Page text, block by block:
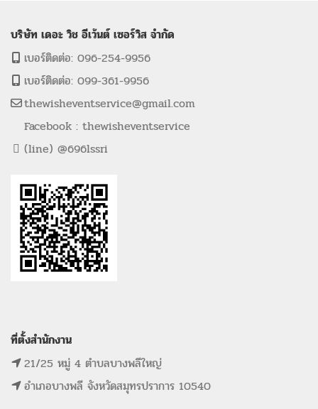
บริษัท เดอะ วิช อีเว้นต์ เซอร์วิส จำกัด
เบอร์ติดต่อ: 096-254-9956
เบอร์ติดต่อ: 099-361-9956
thewisheventservice@gmail.com
Facebook : thewisheventservice
(line) @696lssri
ที่ตั้งสำนักงาน
21/25 หมู่ 4 ตำบลบางพลีใหญ่
อำเภอบางพลี จังหวัดสมุทรปราการ 10540